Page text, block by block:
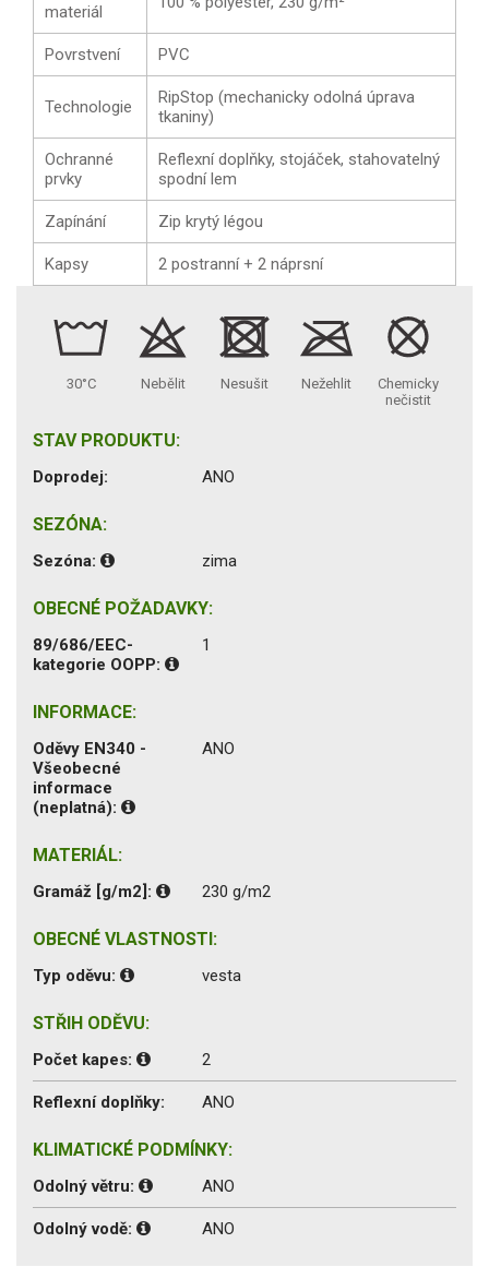
materiál
Povrstvení PVC
Technologie
RipStop (mechanicky odolná úprava
tkaniny)
Ochranné
prvky
Reflexní doplňky, stojáček, stahovatelný
spodní lem
Zapínání Zip krytý légou
Kapsy 2 postranní + 2 náprsní
30°C Nebělit Nesušit Nežehlit
Chemicky
nečistit
STAV PRODUKTU:
Doprodej: ANO
SEZÓNA:
Sezóna: zima
OBECNÉ POŽADAVKY:
89/686/EEC-
kategorie OOPP:
1
INFORMACE:
Oděvy EN340 -
Všeobecné
informace
(neplatná):
ANO
MATERIÁL:
Gramáž [g/m2]: 230 g/m2
OBECNÉ VLASTNOSTI:
Typ oděvu: vesta
STŘIH ODĚVU:
Počet kapes: 2
Reflexní doplňky: ANO
KLIMATICKÉ PODMÍNKY:
Odolný větru: ANO
Odolný vodě: ANO